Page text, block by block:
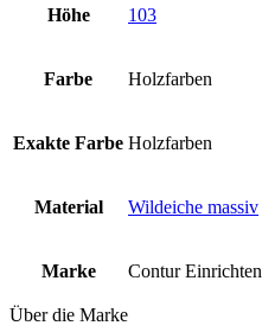
Höhe 103
Farbe Holzfarben
Exakte Farbe Holzfarben
Material Wildeiche massiv
Marke Contur Einrichten
Über die Marke